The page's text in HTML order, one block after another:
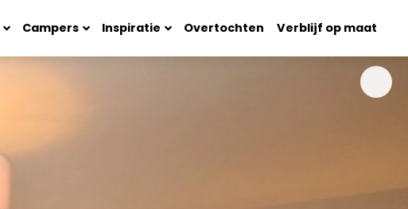
Campers Inspiratie Overtochten Verblijf op maat